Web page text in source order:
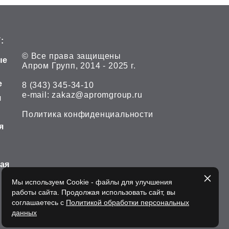
© Все права защищены
Апром Групп, 2014 - 2025 г.
8 (343) 345-34-10
е-mail: zakaz@apromgroup.ru
Политика конфиденциальности
Мы используем Cookie - файлы для улучшения
работы сайта. Продолжая использовать сайт, вы
соглашаетесь с Политикой обработки персональных
данных